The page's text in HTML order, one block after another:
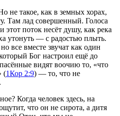
не такое, как в земных хорах,
Там лад совершенный. Голоса
поток несёт душу, как река
утонуть — с радостью плыть.
все вместе звучат как один
Бог настроил ещё до
видят воочию то, «что
(1Кор 2:9) — то, что не
Когда человек здесь, на
что он не сирота, а дитя